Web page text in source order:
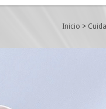
Inicio >